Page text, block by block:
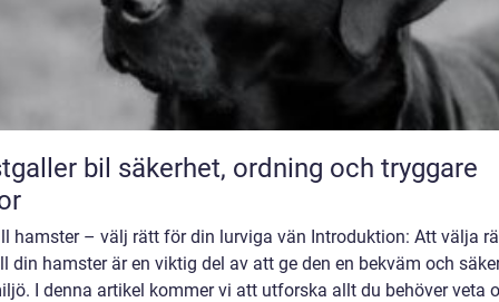
ordning och tryggare
hamster – välj rätt för din lurviga vän Introduktion: Att välja
din hamster är en viktig del av att ge den en bekväm och
I denna artikel kommer vi att utforska allt du behöver veta